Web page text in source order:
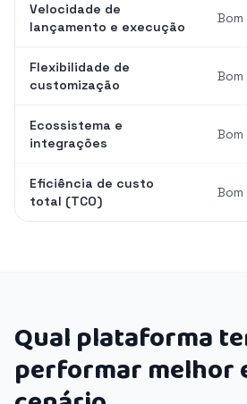
Velocidade de
lançamento e execução
Bom
Flexibilidade de
customização
Bom
Ecossistema e
integrações
Bom
Eficiência de custo
total (TCO)
Bom
Qual plataforma
performar melhor